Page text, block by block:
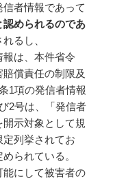
者情報であって
められるのであ
るし、
は、本件省令
賠償責任の制限及
1項の発信者情報
2号は、「発信者
示対象として規
列挙されてお
られている。
にして被害者の